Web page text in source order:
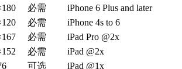
必需
iPhone 6 Plus and later
必需
iPhone 4s to 6
必需
iPad Pro @2x
必需
iPad @2x
可选
iPad @1x